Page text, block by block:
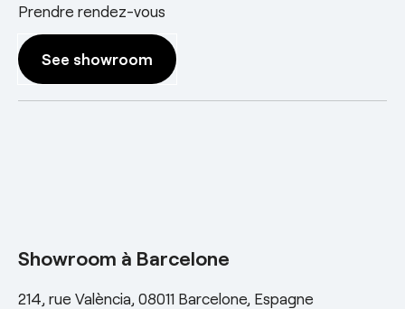
Prendre rendez-vous
See showroom
Showroom à Barcelone
214, rue València, 08011 Barcelone, Espagne